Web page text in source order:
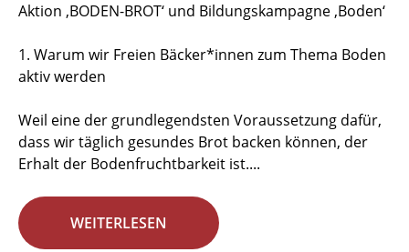
Aktion ‚BODEN-BROT‘ und Bildungskampagne ‚Boden‘
1. Warum wir Freien Bäcker*innen zum Thema Boden
aktiv werden
Weil eine der grundlegendsten Voraussetzung dafür,
dass wir täglich gesundes Brot backen können, der
Erhalt der Bodenfruchtbarkeit ist....
WEITERLESEN